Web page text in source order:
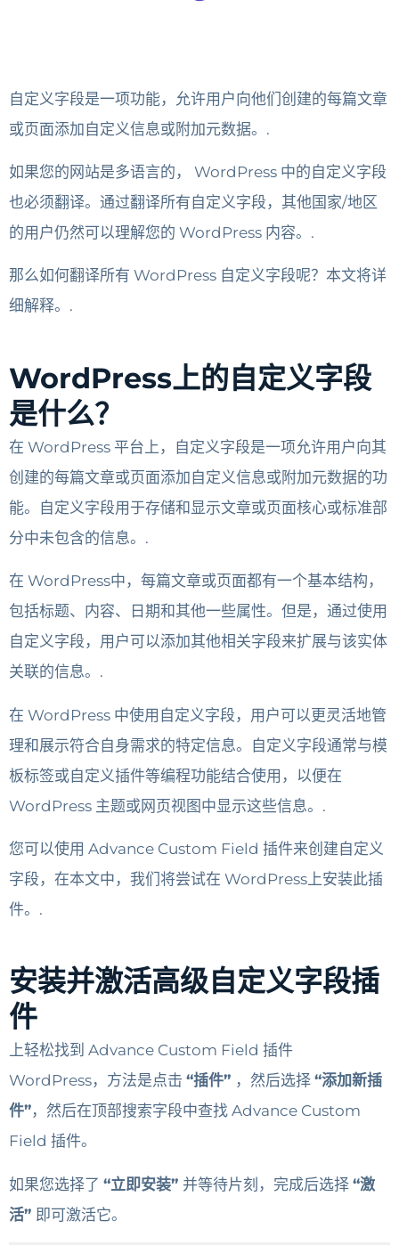
自定义字段是一项功能，允许用户向他们创建的每篇文章
或页面添加自定义信息或附加元数据。.
如果您的网站是多语言的， WordPress 中的自定义字段
也必须翻译。通过翻译所有自定义字段，其他国家/地区
的用户仍然可以理解您的 WordPress 内容。.
那么如何翻译所有 WordPress 自定义字段呢？本文将详
细解释。.
WordPress上的自定义字段
是什么？
在 WordPress 平台上，自定义字段是一项允许用户向其
创建的每篇文章或页面添加自定义信息或附加元数据的功
能。自定义字段用于存储和显示文章或页面核心或标准部
分中未包含的信息。.
在 WordPress中，每篇文章或页面都有一个基本结构，
包括标题、内容、日期和其他一些属性。但是，通过使用
自定义字段，用户可以添加其他相关字段来扩展与该实体
关联的信息。.
在 WordPress 中使用自定义字段，用户可以更灵活地管
理和展示符合自身需求的特定信息。自定义字段通常与模
板标签或自定义插件等编程功能结合使用，以便在
WordPress 主题或网页视图中显示这些信息。.
您可以使用 Advance Custom Field 插件来创建自定义
字段，在本文中，我们将尝试在 WordPress上安装此插
件。.
安装并激活高级自定义字段插
件
上轻松找到 Advance Custom Field 插件
WordPress，方法是点击 “插件” ，然后选择 “添加新插
件”，然后在顶部搜索字段中查找 Advance Custom
Field 插件。
如果您选择了 “立即安装” 并等待片刻，完成后选择 “激
活” 即可激活它。